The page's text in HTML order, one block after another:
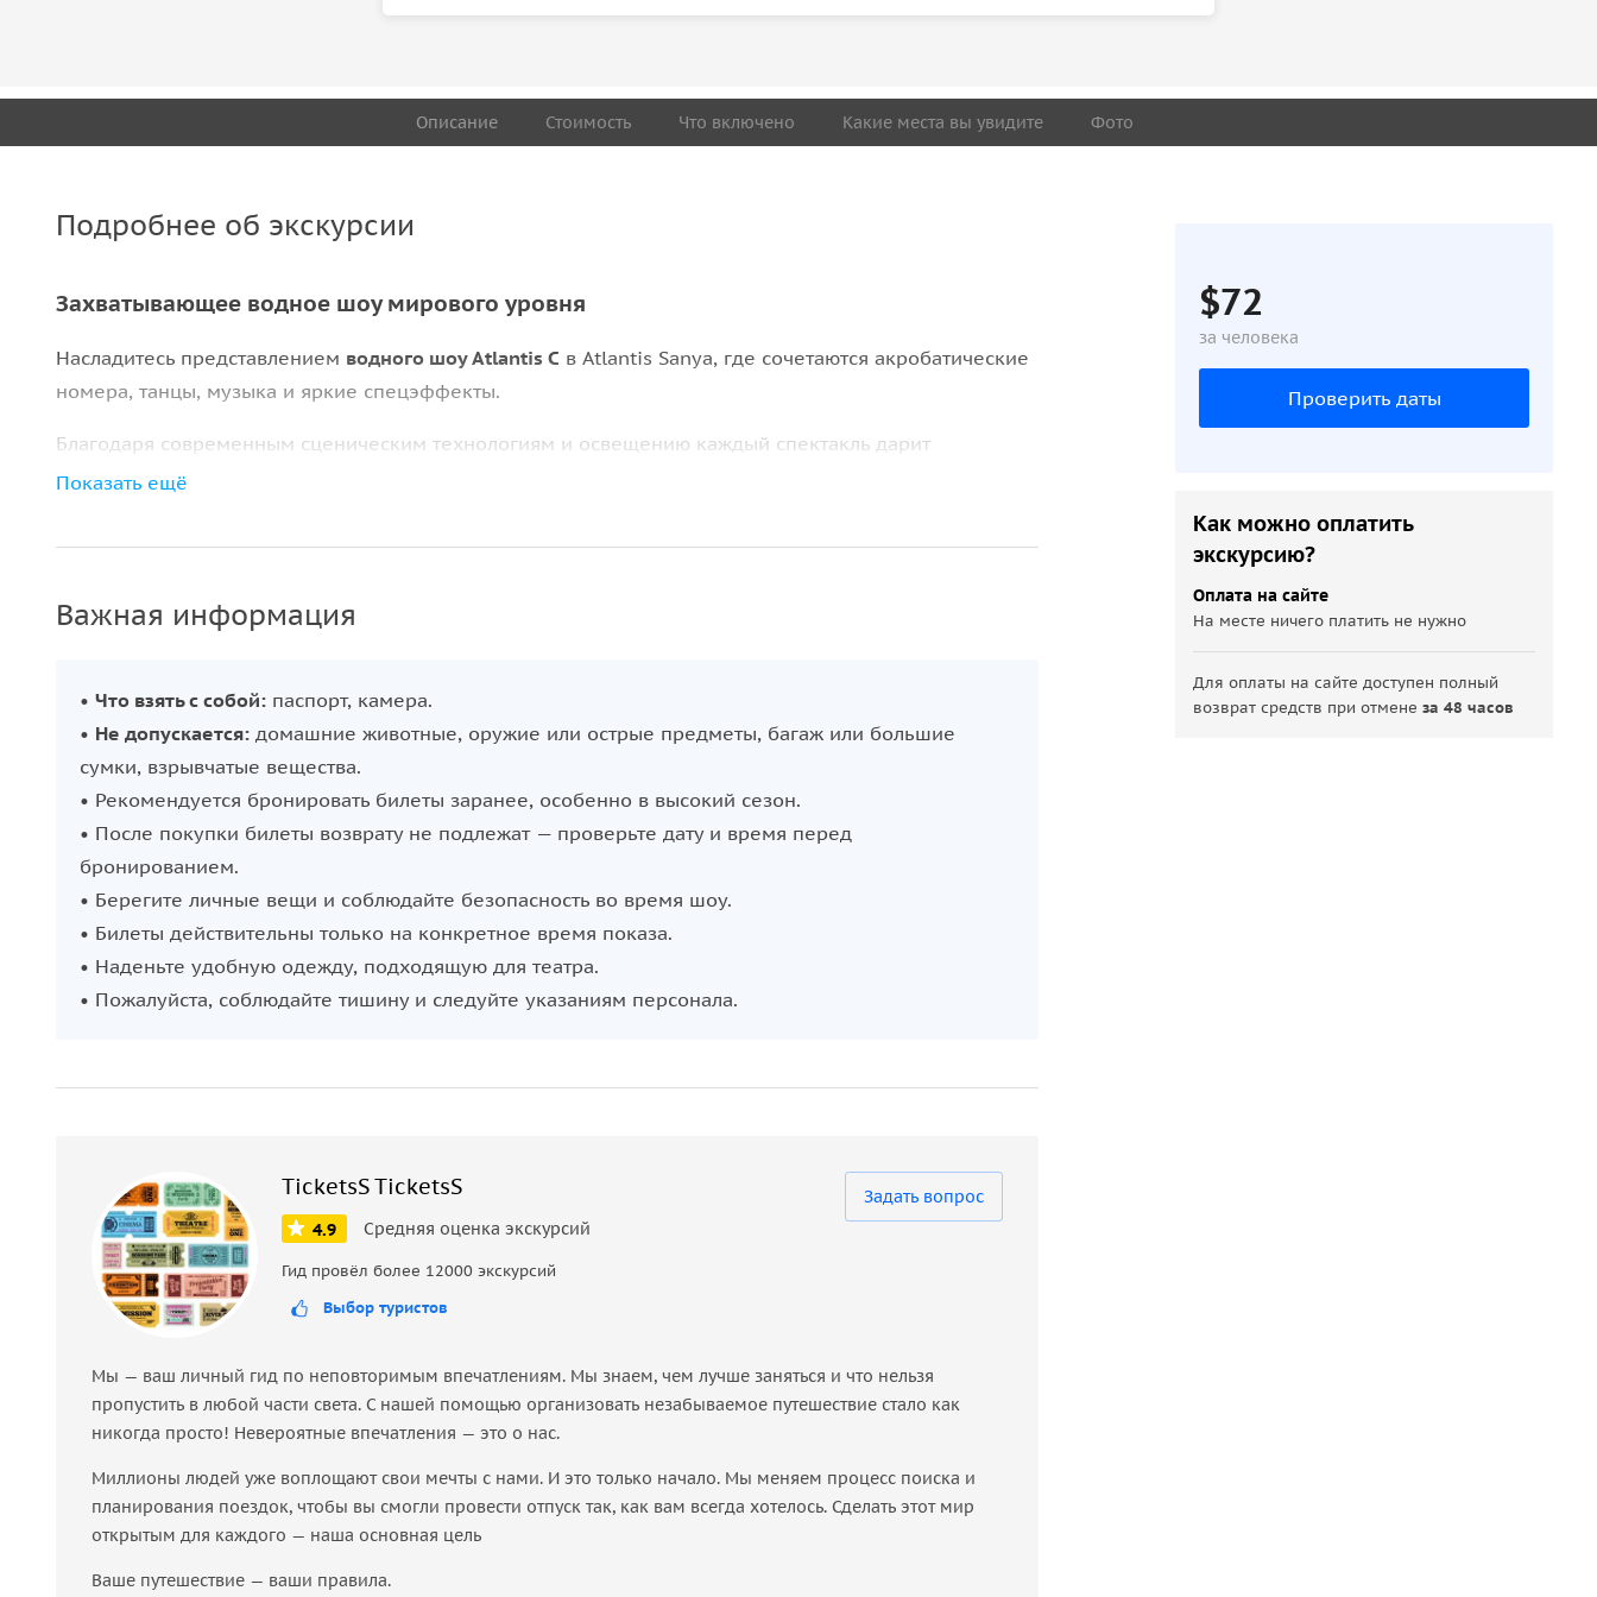
Описание Стоимость Что включено Какие места вы увидите Фото
Подробнее об экскурсии
Захватывающее водное шоу мирового уровня
Насладитесь представлением водного шоу Atlantis C в Atlantis Sanya, где сочетаются акробатические
номера, танцы, музыка и яркие спецэффекты.
Благодаря современным сценическим технологиям и освещению каждый спектакль дарит
потрясающие визуальные и слуховые ощущения.
предпочтения. Это настоящее волшебство искусства в атмосфере Atlantis Sanya.
Показать ещё
Важная информация
• Что взять с собой: паспорт, камера.
• Не допускается: домашние животные, оружие или острые предметы, багаж или большие
сумки, взрывчатые вещества.
• Рекомендуется бронировать билеты заранее, особенно в высокий сезон.
• После покупки билеты возврату не подлежат — проверьте дату и время перед
бронированием.
• Берегите личные вещи и соблюдайте безопасность во время шоу.
• Билеты действительны только на конкретное время показа.
• Наденьте удобную одежду, подходящую для театра.
• Пожалуйста, соблюдайте тишину и следуйте указаниям персонала.
TicketsS TicketsS
4.9 Средняя оценка экскурсий
Гид провёл более 12000 экскурсий
Выбор туристов
Задать вопрос
Мы — ваш личный гид по неповторимым впечатлениям. Мы знаем, чем лучше заняться и что нельзя
пропустить в любой части света. С нашей помощью организовать незабываемое путешествие стало как
никогда просто! Невероятные впечатления — это о нас.
Миллионы людей уже воплощают свои мечты с нами. И это только начало. Мы меняем процесс поиска и
планирования поездок, чтобы вы смогли провести отпуск так, как вам всегда хотелось. Сделать этот мир
открытым для каждого — наша основная цель
Ваше путешествие — ваши правила.
$72
за человека
Проверить даты
Как можно оплатить
экскурсию?
Оплата на сайте
На месте ничего платить не нужно
Для оплаты на сайте доступен полный
возврат средств при отменеза 48 часов